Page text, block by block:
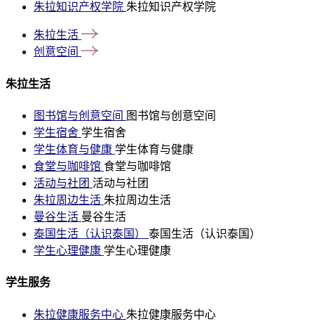
朱拉知识产权学院 朱拉知识产权学院
朱拉生活
创意空间
朱拉生活
图书馆与创意空间 图书馆与创意空间
学生宿舍 学生宿舍
学生体育与健康 学生体育与健康
食堂与咖啡馆 食堂与咖啡馆
活动与社团 活动与社团
朱拉周边生活 朱拉周边生活
曼谷生活 曼谷生活
泰国生活（认识泰国） 泰国生活（认识泰国）
学生心理健康 学生心理健康
学生服务
朱拉健康服务中心 朱拉健康服务中心